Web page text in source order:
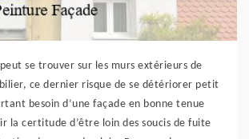
se trouver sur les murs extérieurs de
ce dernier risque de se détériorer petit
besoin d’une façade en bonne tenue
la certitude d’être loin des soucis de fuite